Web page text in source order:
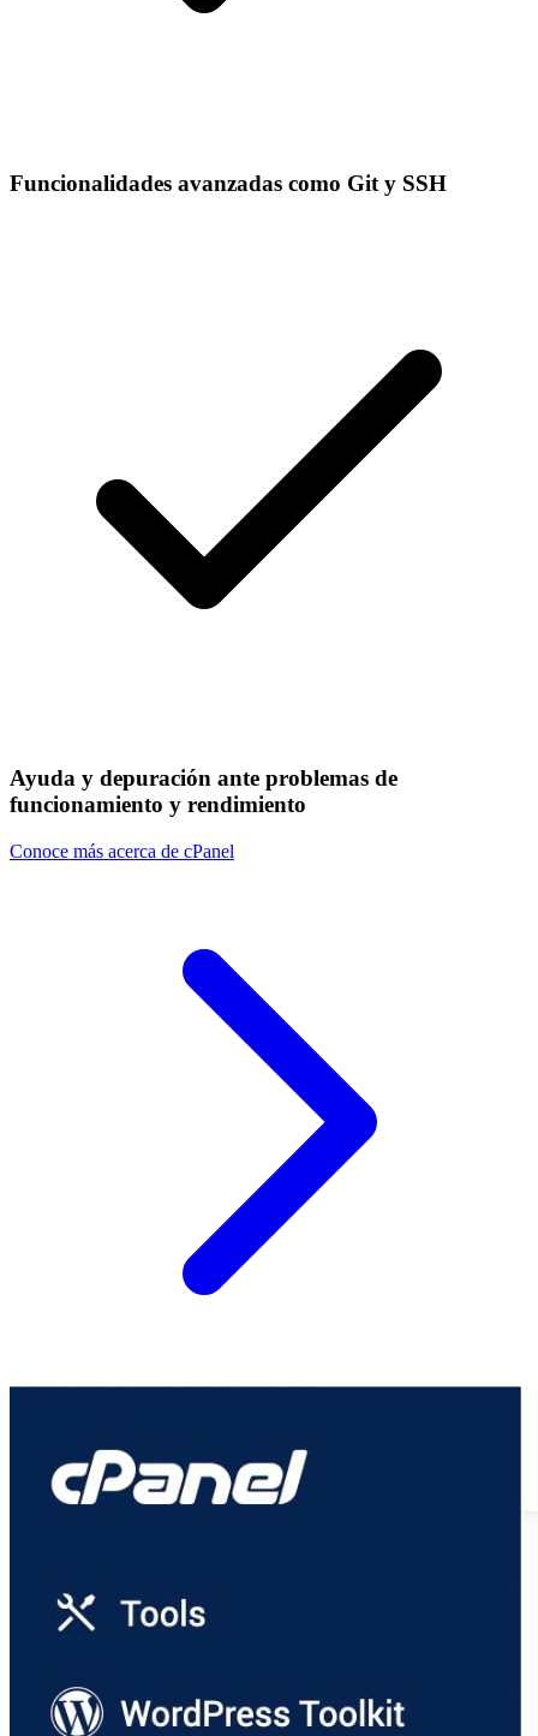
Funcionalidades avanzadas como Git y SSH
Ayuda y depuración ante problemas de
funcionamiento y rendimiento
Conoce más acerca de cPanel